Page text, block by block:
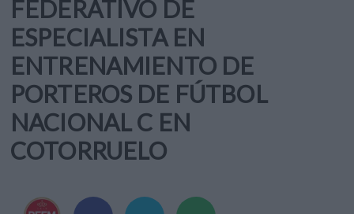
FEDERATIVO DE
ESPECIALISTA EN
ENTRENAMIENTO DE
PORTEROS DE FÚTBOL
NACIONAL C EN
COTORRUELO